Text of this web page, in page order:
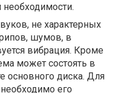
необходимости.
не характерных
шумов, в
вибрация. Кроме
может состоять в
основного диска. Для
его